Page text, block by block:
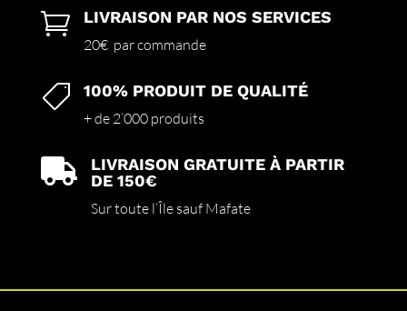
du
 LIVRAISON PAR NOS SERVICES
20€ par commande
 100% PRODUIT DE QUALITÉ
+ de 2’000 produits

LIVRAISON GRATUITE À PARTIR
DE 150€
Sur toute l’Île sauf Mafate